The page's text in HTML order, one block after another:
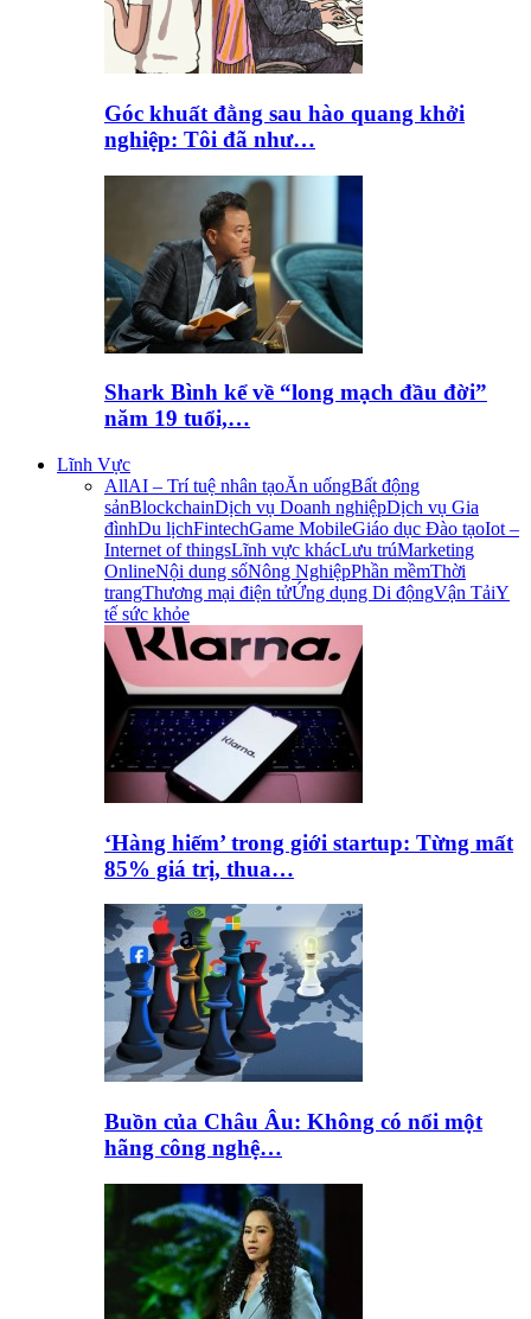
Góc khuất đằng sau hào quang khởi
nghiệp: Tôi đã như…
Shark Bình kể về “long mạch đầu đời”
năm 19 tuổi,…
Lĩnh Vực
AllAI – Trí tuệ nhân tạoĂn uốngBất động
sảnBlockchainDịch vụ Doanh nghiệpDịch vụ Gia
đìnhDu lịchFintechGame MobileGiáo dục Đào tạoIot –
Internet of thingsLĩnh vực khácLưu trúMarketing
OnlineNội dung sốNông NghiệpPhần mềmThời
trangThương mại điện tửỨng dụng Di độngVận TảiY
tế sức khỏe
‘Hàng hiếm’ trong giới startup: Từng mất
85% giá trị, thua…
Buồn của Châu Âu: Không có nổi một
hãng công nghệ…